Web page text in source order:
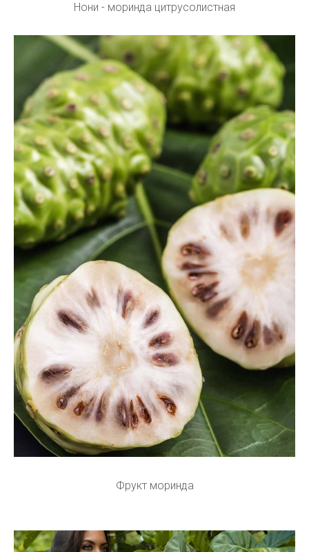
Нони - моринда цитрусолистная
Фрукт моринда